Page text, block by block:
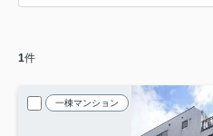
1件
一棟マンション